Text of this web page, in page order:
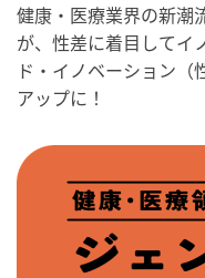
健康・医療業界の新潮
が、性差に着目してイ
ド・イノベーション（
アップに！